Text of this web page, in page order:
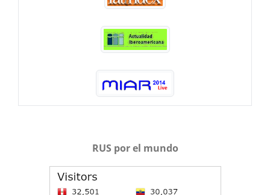
RUS por el mundo